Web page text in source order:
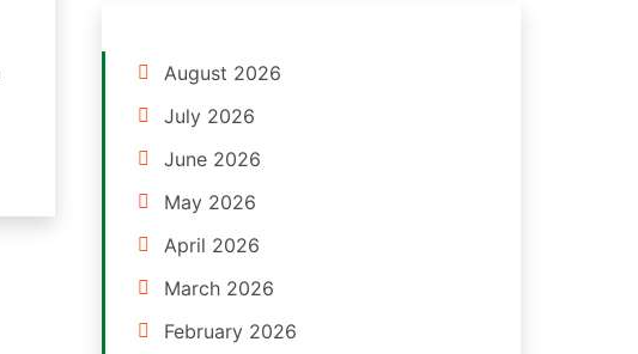
August 2026
July 2026
June 2026
May 2026
April 2026
March 2026
February 2026